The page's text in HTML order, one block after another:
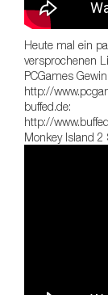
Heute mal ein
versprochenen
PCGames
http://
buffed.de:
http://
Monkey Island 2